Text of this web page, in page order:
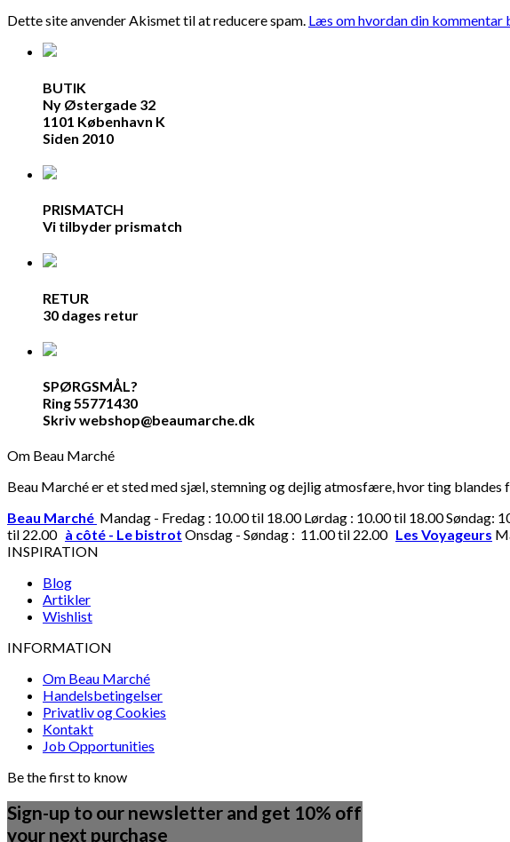
Dette site anvender Akismet til at reducere spam. Læs om hvordan din kommentar
BUTIK
Ny Østergade 32
1101 København K
Siden 2010
PRISMATCH
Vi tilbyder prismatch
RETUR
30 dages retur
SPØRGSMÅL?
Ring 55771430
Skriv webshop@beaumarche.dk
Om Beau Marché
Beau Marché er et sted med sjæl, stemning og dejlig atmosfære, hvor ting
Beau Marché Mandag - Fredag : 10.00 til 18.00 Lørdag : 10.00 til 18.00 Søndag:
til 22.00 à côté - Le bistrot Onsdag - Søndag : 11.00 til 22.00 Les Voyageurs
INSPIRATION
Blog
Artikler
Wishlist
INFORMATION
Om Beau Marché
Handelsbetingelser
Privatliv og Cookies
Kontakt
Job Opportunities
Be the first to know
Sign-up to our newsletter and get 10% off
your next purchase